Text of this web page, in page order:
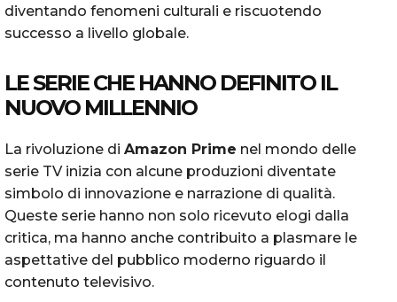
diventando fenomeni culturali e riscuotendo
successo a livello globale.
LE SERIE CHE HANNO DEFINITO IL
NUOVO MILLENNIO
La rivoluzione di Amazon Prime nel mondo delle
serie TV inizia con alcune produzioni diventate
simbolo di innovazione e narrazione di qualità.
Queste serie hanno non solo ricevuto elogi dalla
critica, ma hanno anche contribuito a plasmare le
aspettative del pubblico moderno riguardo il
contenuto televisivo.